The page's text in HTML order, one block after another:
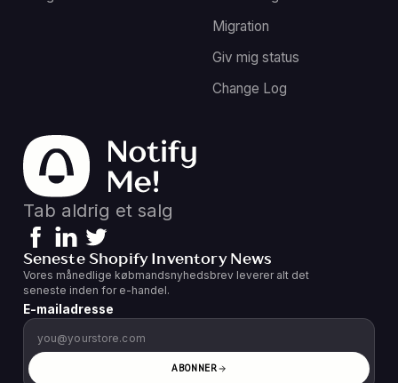
Migration
Giv mig status
Change Log
Tab aldrig et salg
Seneste Shopify Inventory News
Vores månedlige købmandsnyhedsbrev leverer alt det
seneste inden for e-handel.
E-mailadresse
ABONNER